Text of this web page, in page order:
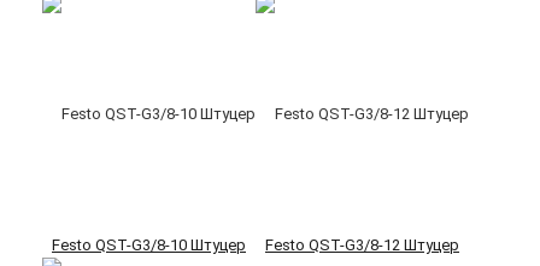
Festo QST-G3/8-10 Штуцер Festo QST-G3/8-12 Штуцер